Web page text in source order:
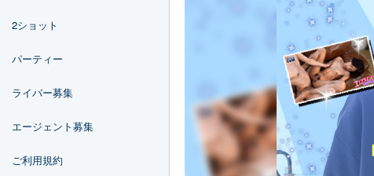
2ショット
パーティー
ライバー募集
エージェント募集
ご利用規約